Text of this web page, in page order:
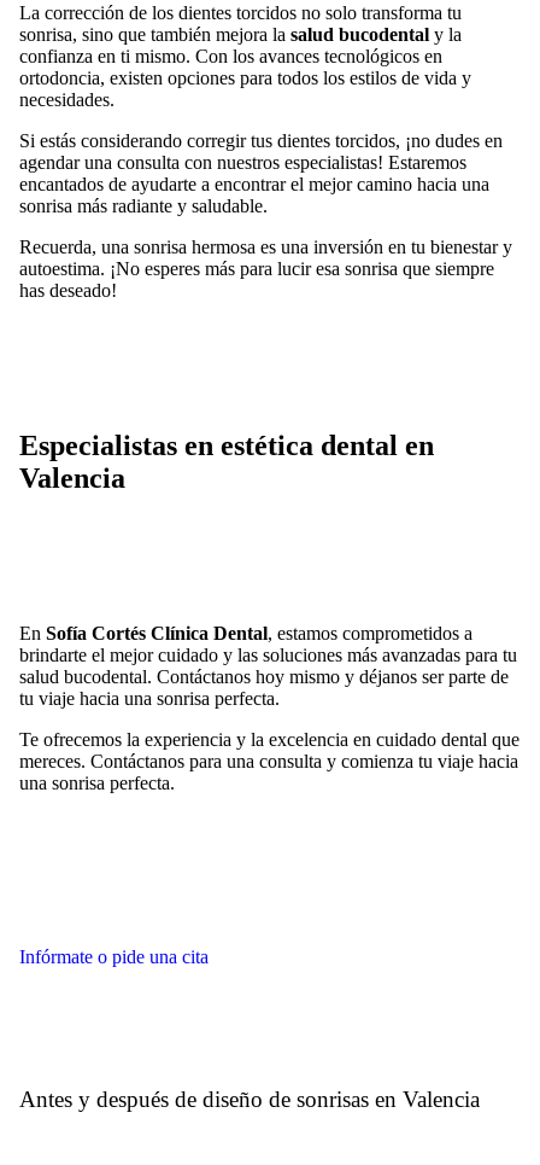
La corrección de los dientes torcidos no solo transforma tu
sonrisa, sino que también mejora la salud bucodental y la
confianza en ti mismo. Con los avances tecnológicos en
ortodoncia, existen opciones para todos los estilos de vida y
necesidades.
Si estás considerando corregir tus dientes torcidos, ¡no dudes en
agendar una consulta con nuestros especialistas! Estaremos
encantados de ayudarte a encontrar el mejor camino hacia una
sonrisa más radiante y saludable.
Recuerda, una sonrisa hermosa es una inversión en tu bienestar y
autoestima. ¡No esperes más para lucir esa sonrisa que siempre
has deseado!
Especialistas en estética dental en
Valencia
En Sofía Cortés Clínica Dental, estamos comprometidos a
brindarte el mejor cuidado y las soluciones más avanzadas para tu
salud bucodental. Contáctanos hoy mismo y déjanos ser parte de
tu viaje hacia una sonrisa perfecta.
Te ofrecemos la experiencia y la excelencia en cuidado dental que
mereces. Contáctanos para una consulta y comienza tu viaje hacia
una sonrisa perfecta.
Infórmate o pide una cita
Antes y después de diseño de sonrisas en Valencia